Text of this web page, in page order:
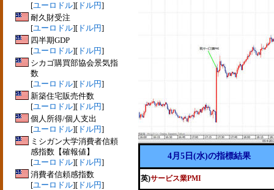
[ユーロドル][ ドル円]
耐久財受注
[ユーロドル][ ドル円]
四半期GDP
[ユーロドル][ ドル円]
シカゴ購買部協会景気指
数
[ユーロドル][ ドル円]
新築住宅販売件数
[ユーロドル][ ドル円]
個人所得/個人支出
[ユーロドル][ ドル円]
ミシガン大学消費者信頼
感指数【確報値】
[ユーロドル][ ドル円]
消費者信頼感指数
[ユーロドル][ ドル円]
4月5日(水)の指標結果
英)サービス業PMI